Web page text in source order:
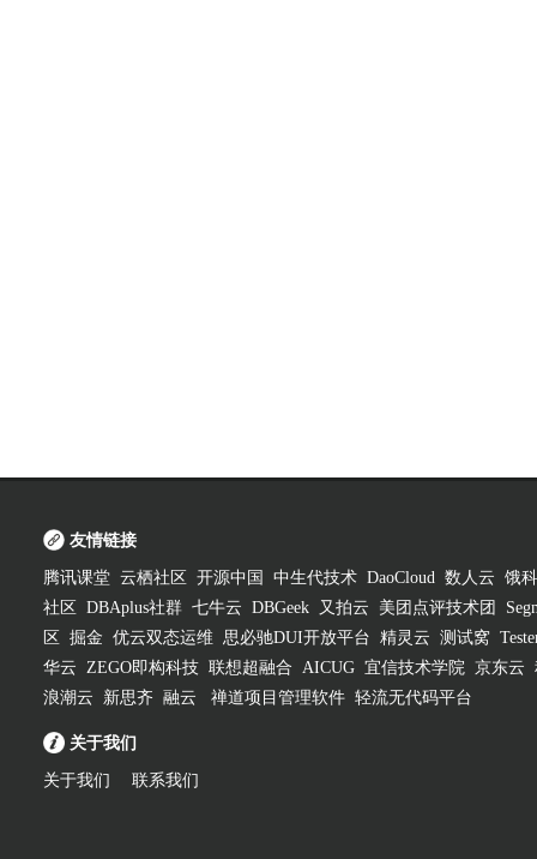
友情链接
腾讯课堂 云栖社区 开源中国 中生代技术 DaoCloud 数人云 饿
社区
DBAplus社群 七牛云 DBGeek 又拍云 美团点评技术团
区
掘金 优云双态运维 思必驰DUI开放平台 精灵云 测试窝
华云 ZEGO即构科技 联想超融合 AICUG 宜信技术学院 京东云
浪潮云
新思齐 融云 禅道项目管理软件 轻流无代码平台
关于我们
关于我们 联系我们